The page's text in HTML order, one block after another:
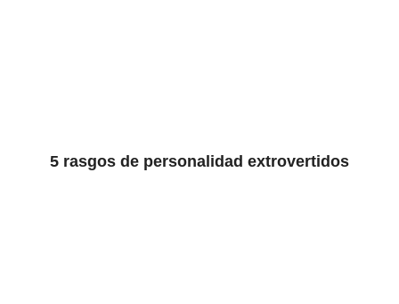
5 rasgos de personalidad extrovertidos